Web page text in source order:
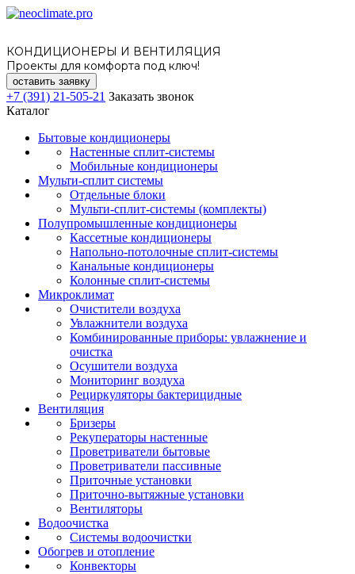
КОНДИЦИОНЕРЫ И ВЕНТИЛЯЦИЯ
Проекты для комфорта под ключ!
оставить заявку
+7 (391) 21-505-21 Заказать звонок
Каталог
Бытовые кондиционеры
Настенные сплит-системы
Мобильные кондиционеры
Мульти-сплит системы
Отдельные блоки
Мульти-сплит-системы (комплекты)
Полупромышленные кондиционеры
Кассетные кондиционеры
Напольно-потолочные сплит-системы
Канальные кондиционеры
Колонные сплит-системы
Микроклимат
Очистители воздуха
Увлажнители воздуха
Комбинированные приборы: увлажнение и
очистка
Осушители воздуха
Мониторинг воздуха
Рециркуляторы бактерицидные
Вентиляция
Бризеры
Рекуператоры настенные
Проветриватели бытовые
Проветриватели пассивные
Приточные установки
Приточно-вытяжные установки
Вентиляторы
Водоочистка
Системы водоочистки
Обогрев и отопление
Конвекторы